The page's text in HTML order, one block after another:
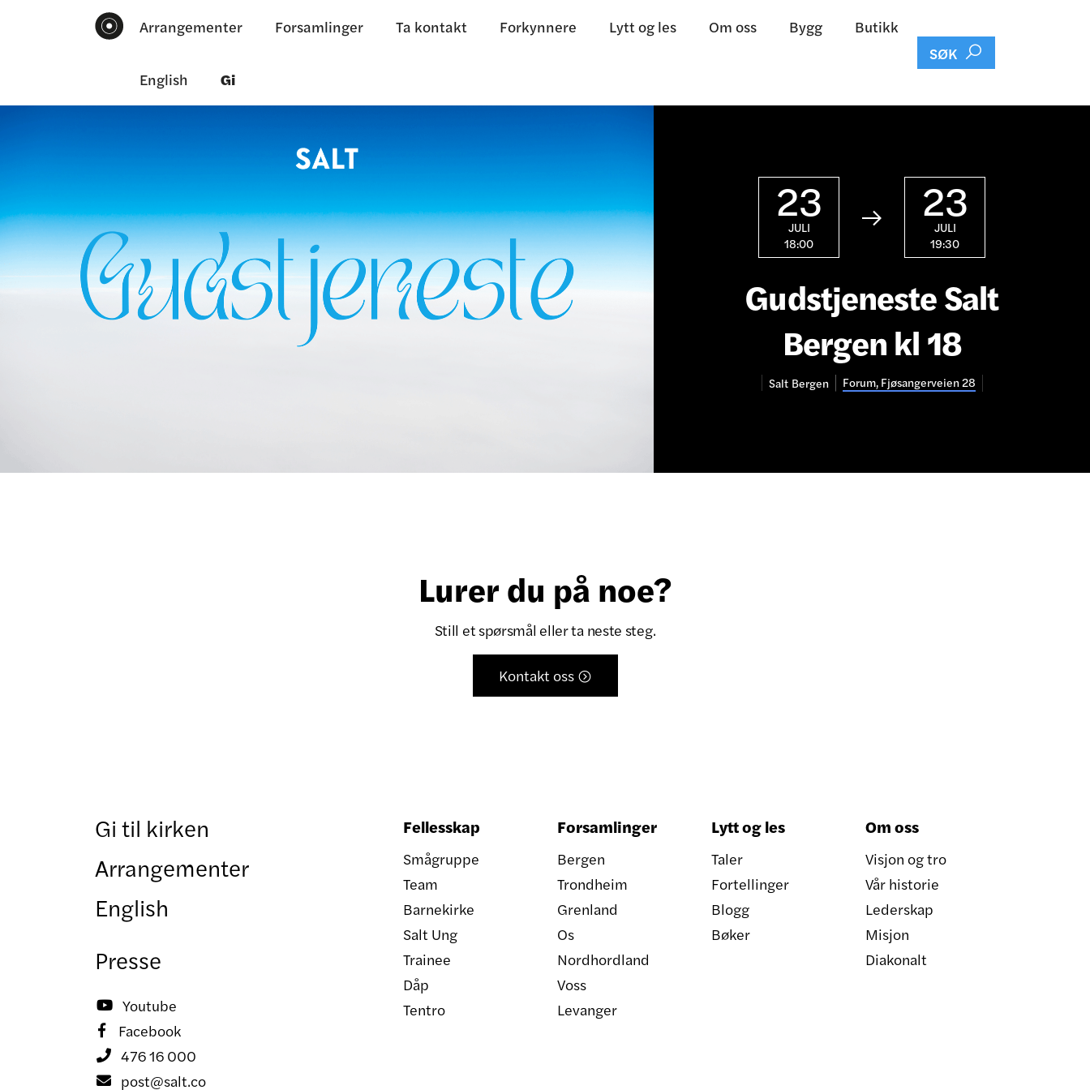
Arrangementer Forsamlinger Ta kontakt Forkynnere Lytt og les Om oss Bygg Butikk
English Gi
SØK 
23
JULI
18:00
 23
JULI
19:30
Gudstjeneste Salt
Bergen kl 18
Salt Bergen Forum, Fjøsangerveien 28
Lurer du på noe?
Still et spørsmål eller ta neste steg.
Kontakt oss 
Gi til kirken
Arrangementer
English
Presse
 Youtube
 Facebook
 476 16 000
 post@salt.co
Fellesskap
Smågruppe
Team
Barnekirke
Salt Ung
Trainee
Dåp
Tentro
Forsamlinger
Bergen
Trondheim
Grenland
Os
Nordhordland
Voss
Levanger
Lytt og les
Taler
Fortellinger
Blogg
Bøker
Om oss
Visjon og tro
Vår historie
Lederskap
Misjon
Diakonalt